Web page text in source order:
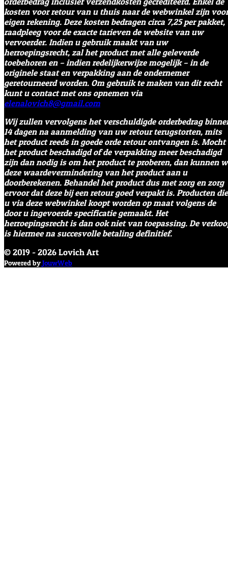
kosten voor retour van u thuis naar de webwinkel zijn voor
eigen rekening. Deze kosten bedragen circa 7,25 per pakket,
raadpleeg voor de exacte tarieven de website van uw
vervoerder. Indien u gebruik maakt van uw
herroepingsrecht, zal het product met alle geleverde
toebehoren en – indien redelijkerwijze mogelijk – in de
originele staat en verpakking aan de ondernemer
geretourneerd worden. Om gebruik te maken van dit recht
kunt u contact met ons opnemen via
elenalovich8@gmail.com
Wij zullen vervolgens het verschuldigde orderbedrag
14 dagen na aanmelding van uw retour terugstorten, mits
het product reeds in goede orde retour ontvangen is. Mocht
het product beschadigd of de verpakking meer beschadigd
zijn dan nodig is om het product te proberen, dan kunnen
deze waardevermindering van het product aan u
doorberekenen. Behandel het product dus met zorg en zorg
ervoor dat deze bij een retour goed verpakt is. Producten die
u via deze webwinkel koopt worden op maat volgens de
door u ingevoerde specificatie gemaakt. Het
herroepingsrecht is dan ook niet van toepassing. De
is hiermee na succesvolle betaling definitief.
© 2019 - 2026 Lovich Art
Powered byJouwWeb